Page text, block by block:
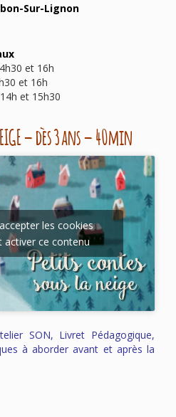
Sur-Lignon
et 16h
et 16h
et 15h30
– dès 3 ans – 40min
les cookies
activer ce contenu
SON, Livret Pédagogique,
à aborder avant et après la